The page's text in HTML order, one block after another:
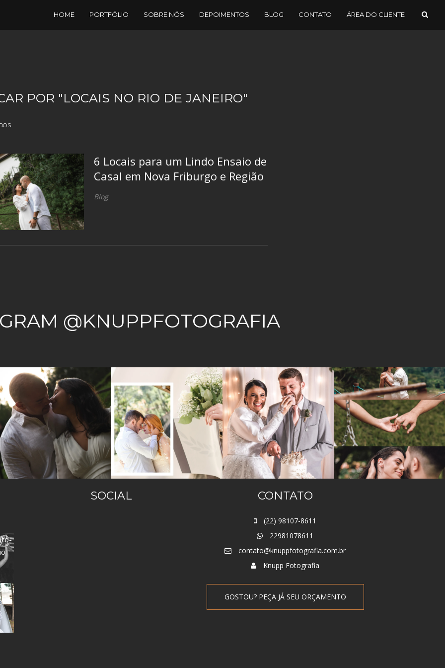
HOME PORTFÓLIO SOBRE NÓS DEPOIMENTOS BLOG CONTATO ÁREA DO CLIENTE
POR "LOCAIS NO RIO DE JANEIRO"
6 Locais para um Lindo Ensaio de
Casal em Nova Friburgo e Região
Blog
@KNUPPFOTOGRAFIA
SOCIAL CONTATO
(22) 98107-8611
22981078611
contato@knuppfotografia.com.br
Knupp Fotografia
GOSTOU? PEÇA JÁ SEU ORÇAMENTO